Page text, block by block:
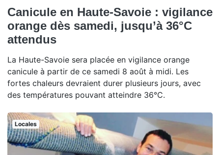
Canicule en Haute-Savoie : vigilance
orange dès samedi, jusqu’à 36°C
attendus
La Haute-Savoie sera placée en vigilance orange
canicule à partir de ce samedi 8 août à midi. Les
fortes chaleurs devraient durer plusieurs jours, avec
des températures pouvant atteindre 36°C.
Locales